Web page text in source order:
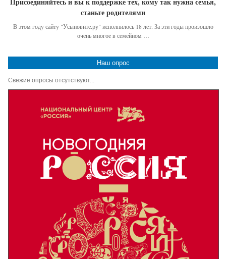
станьте родителями
В этом году сайту "Усыновите.ру" исполнилось 18 лет. За эти годы произошло
очень многое в семейном …
Наш опрос
Свежие опросы отсутствуют...